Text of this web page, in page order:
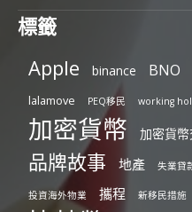
標籤
Apple binance BNO
lalamove PEQ移民 working
加密貨幣 加密貨
品牌故事 地產 失業貸
投資海外物業 攜程 新移民措施